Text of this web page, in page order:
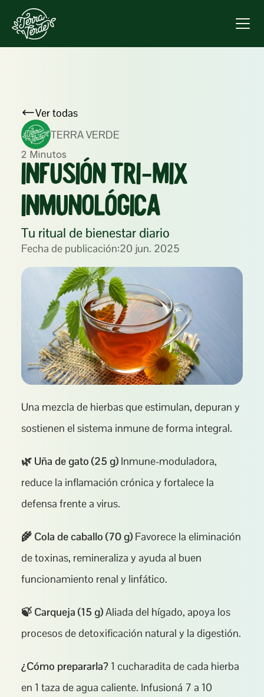
Ver todas
TERRA VERDE
2 Minutos
INFUSIÓN TRI‑MIX
INMUNOLÓGICA
Tu ritual de bienestar diario
Fecha de publicación:20 jun. 2025
Una mezcla de hierbas que estimulan, depuran y
sostienen el sistema inmune de forma integral.
🌿 Uña de gato (25 g) Inmune-moduladora,
reduce la inflamación crónica y fortalece la
defensa frente a virus.
🌾 Cola de caballo (70 g) Favorece la eliminación
de toxinas, remineraliza y ayuda al buen
funcionamiento renal y linfático.
🍃 Carqueja (15 g) Aliada del hígado, apoya los
procesos de detoxificación natural y la digestión.
¿Cómo prepararla? 1 cucharadita de cada hierba
en 1 taza de agua caliente. Infusioná 7 a 10